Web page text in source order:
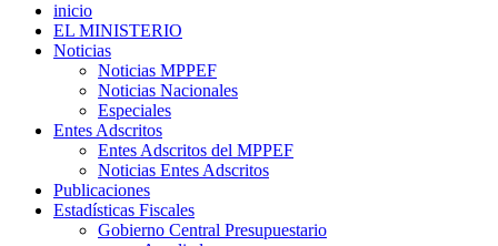
inicio
EL MINISTERIO
Noticias
Noticias MPPEF
Noticias Nacionales
Especiales
Entes Adscritos
Entes Adscritos del MPPEF
Noticias Entes Adscritos
Publicaciones
Estadísticas Fiscales
Gobierno Central Presupuestario